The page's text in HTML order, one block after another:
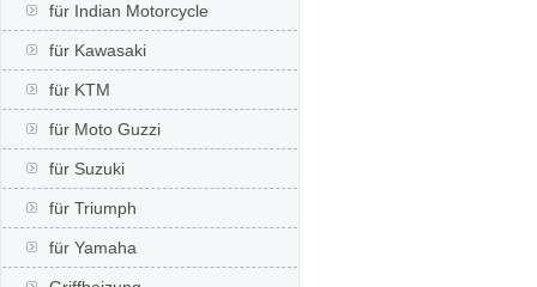
für Indian Motorcycle
für Kawasaki
für KTM
für Moto Guzzi
für Suzuki
für Triumph
für Yamaha